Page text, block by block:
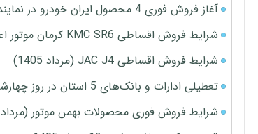
آغاز فروش فوری 4 محصول ایران خودرو در نمایندگی‌ها
شرایط فروش اقساطی KMC SR6 کرمان موتور اعلام شد
شرایط فروش اقساطی JAC J4 (مرداد 1405)
تعطیلی ادارات و بانک‌های 5 استان در روز چهارشنبه
شرایط فروش فوری محصولات بهمن موتور (مرداد 1405)